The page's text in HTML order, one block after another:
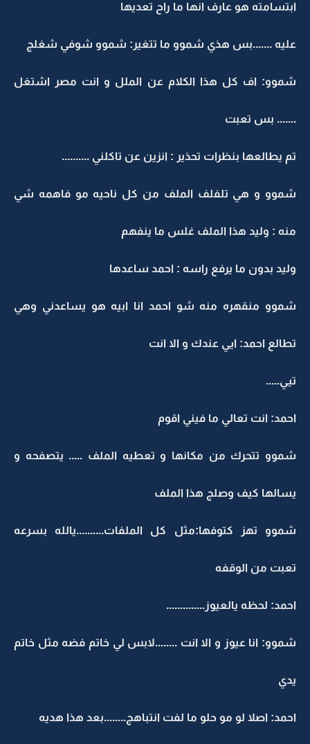
ابتسامته هو عارف انها ما راح تعديها
عليه .......بس هذي شموو ما تتغير: شموو شوفي شغلج
شموو: اف كل هذا الكلام عن الملل و انت مصر اشتغل
....... بس تعبت
تم يطالعها بنظرات تحذير : انزين عن تاكلني ..........
شموو و هي تلفلف الملف من كل ناحيه مو فاهمه شي
منه : وليد هذا الملف غلس ما ينفهم
وليد بدون ما يرفع راسه : احمد ساعدها
شموو منقهره منه شو احمد انا ابيه هو يساعدني وهي
تطالع احمد: ايي عندك و الا انت
تيي.....
احمد: انت تعالي ما فيني اقوم
شموو تتحرك من مكانها و تعطيه الملف ..... يتصفحه و
يسالها كيف وصلج هذا الملف
شموو تهز كتوفها:مثل كل الملفات..........يالله بسرعه
تعبت من الوقفه
احمد: لحظه يالعيوز..............
شموو: انا عيوز و الا انت ........لابس لي خاتم فضه مثل خاتم
يدي
احمد: اصلا لو مو حلو ما لفت انتباهج........بعد هذا هديه